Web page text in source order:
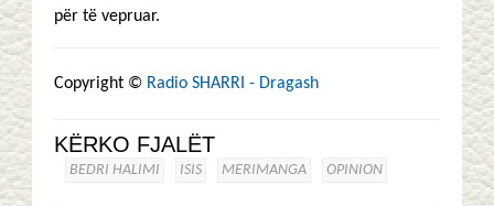
për të vepruar.
Copyright © Radio SHARRI - Dragash
KËRKO FJALËT
BEDRI HALIMI ISIS MERIMANGA OPINION